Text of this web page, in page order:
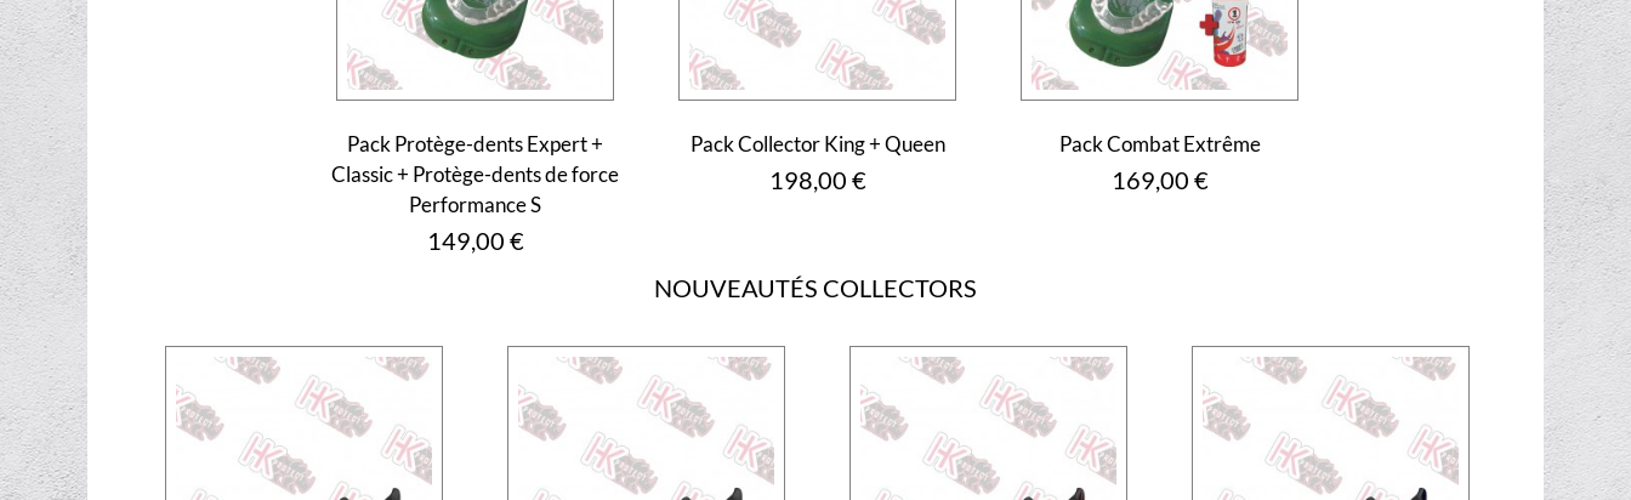
Pack Protège-dents Expert +
Classic + Protège-dents de force
Performance S
Prix
149,00 €
Pack Collector King + Queen
Prix
198,00 €
Pack Combat Extrême
Prix
169,00 €
NOUVEAUTÉS COLLECTORS